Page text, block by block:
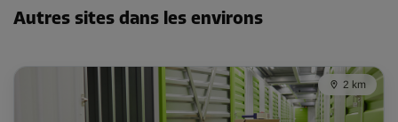
Long:2,2m Larg:1,5m Haut:2,8m
107,00 EUR/mois
Autres sites dans les environs
2 km